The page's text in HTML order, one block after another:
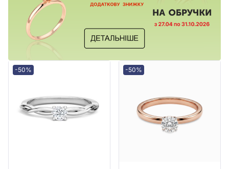
-50% -50%